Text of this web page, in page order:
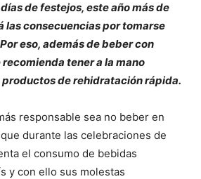
de festejos, este año más de
las consecuencias por tomarse
eso, además de beber con
tener a la mano
de rehidratación rápida.
responsable sea no beber en
durante las celebraciones de
el consumo de bebidas
y con ello sus molestas